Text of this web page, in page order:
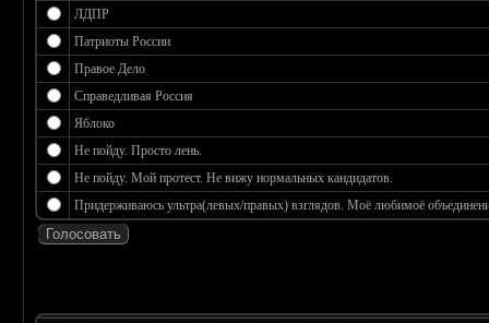
ЛДПР
Патриоты России
Правое Дело
Справедливая Россия
Яблоко
Не пойду. Просто лень.
Не пойду. Мой протест. Не вижу нормальных кандидатов.
Придерживаюсь ультра(левых/правых) взглядов. Моё любимоё